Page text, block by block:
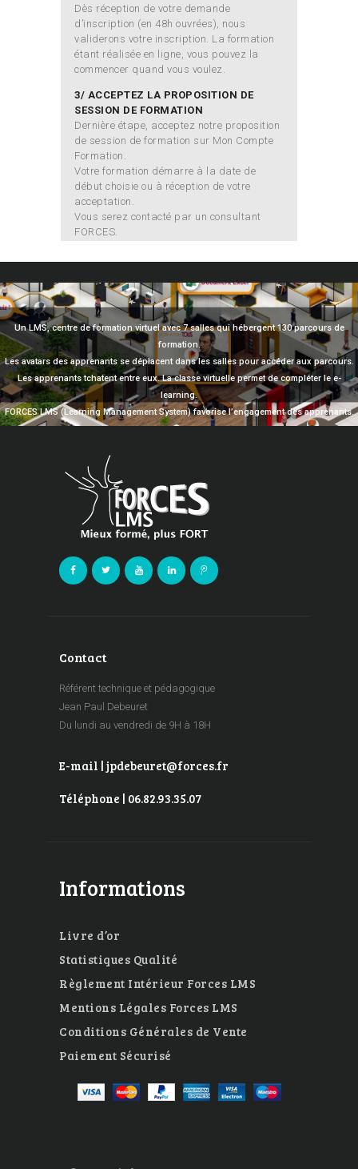
Dès réception de votre demande
d’inscription (en 48h ouvrées), nous
validerons votre inscription. La formation
étant réalisée en ligne, vous pouvez la
commencer quand vous voulez.
3/ ACCEPTEZ LA PROPOSITION DE
SESSION DE FORMATION
Dernière étape, acceptez notre proposition
de session de formation sur Mon Compte
Formation.
Votre formation démarre à la date de
début choisie ou à réception de votre
acceptation.
Vous serez contacté par un consultant
FORCES.
Un LMS, centre de formation virtuel avec 7 salles qui hébergent 130 parcours de
formation.
Les avatars des apprenants se déplacent dans les salles pour accéder aux parcours.
Les apprenants tchatent entre eux. La classe virtuelle permet de compléter le e-
learning.
FORCES LMS (Learning Management System) favorise l’engagement des apprenants.
Contact
Référent technique et pédagogique
Jean Paul Debeuret
Du lundi au vendredi de 9H à 18H
E-mail | jpdebeuret@forces.fr
Téléphone | 06.82.93.35.07
Informations
Livre d’or
Statistiques Qualité
Règlement Intérieur Forces LMS
Mentions Légales Forces LMS
Conditions Générales de Vente
Paiement Sécurisé